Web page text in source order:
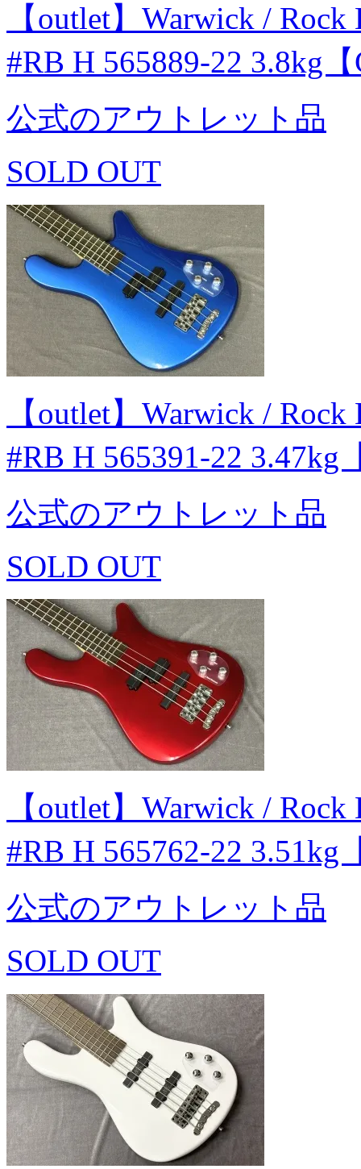
【outlet】Warwick /
#RB H 565889-22 3.8kg
公式のアウトレット品
SOLD OUT
【outlet】Warwick /
#RB H 565391-22 3.47kg
公式のアウトレット品
SOLD OUT
【outlet】Warwick /
#RB H 565762-22 3.51kg
公式のアウトレット品
SOLD OUT